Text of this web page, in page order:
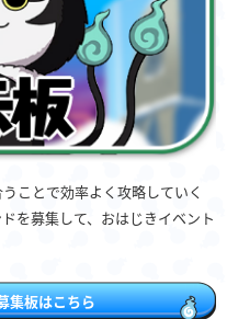
ことで効率よく攻略していく
を募集して、おはじきイベント
集板はこちら